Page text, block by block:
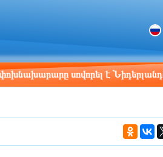
սովորել է Նիդերլանդներում